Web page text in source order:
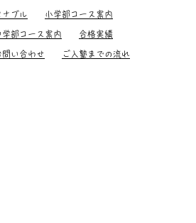
ナブル 小学部コース案内
学部コース案内 合格実績
問い合わせ ご入塾までの流れ